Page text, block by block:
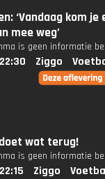
‘Vandaag kom je
mee weg’
is geen informatie
Ziggo
wat terug!
is geen informatie
Ziggo